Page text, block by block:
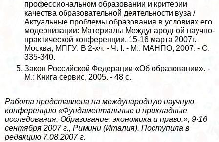
профессиональном образовании и критерии
качества образовательной деятельности вуза /
Актуальные проблемы образования в условиях его
модернизации: Материалы Международной научно-
пpaктической конференции, 15-16 марта 2007г.,
Москва, МПГУ: В 2-хч. - Ч. I. - М.: МАНПО, 2007. - С.
335-340.
Закон Российской Федерации «Об образовании». -
М.: Книга сервис, 2005. - 48 с.
Работа представлена на международную научную
конференцию «Фундаментальные и прикладные
исследования. Образование, экономика и право.», 9-16
сентября 2007 г., Римини (Италия). Поступила в
редакцию 7.08.2007 г.